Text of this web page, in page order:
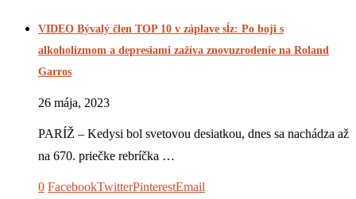
VIDEO Bývalý člen TOP 10 v záplave sĺz: Po boji s
alkoholizmom a depresiami zažíva znovuzrodenie na Roland
Garros
26 mája, 2023
PARÍŽ – Kedysi bol svetovou desiatkou, dnes sa nachádza až
na 670. priečke rebríčka …
0 FacebookTwitterPinterestEmail